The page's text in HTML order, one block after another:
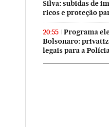
Silva: subidas de
ricos e proteção
20:55
Programa
Bolsonaro:
legais para a